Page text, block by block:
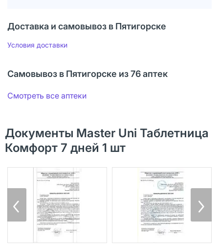
Доставка и самовывоз в Пятигорске
Условия доставки
Самовывоз в Пятигорске из 76 аптек
Смотреть все аптеки
Документы Master Uni Таблетница
Комфорт 7 дней 1 шт